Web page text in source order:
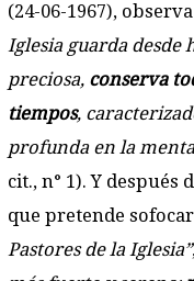
(24-06-1967),
Iglesia guarda desde
preciosa, conserva
tiempos,
profunda en la
cit., n° 1). Y después
que pretende sofocar
Pastores de la Iglesia”